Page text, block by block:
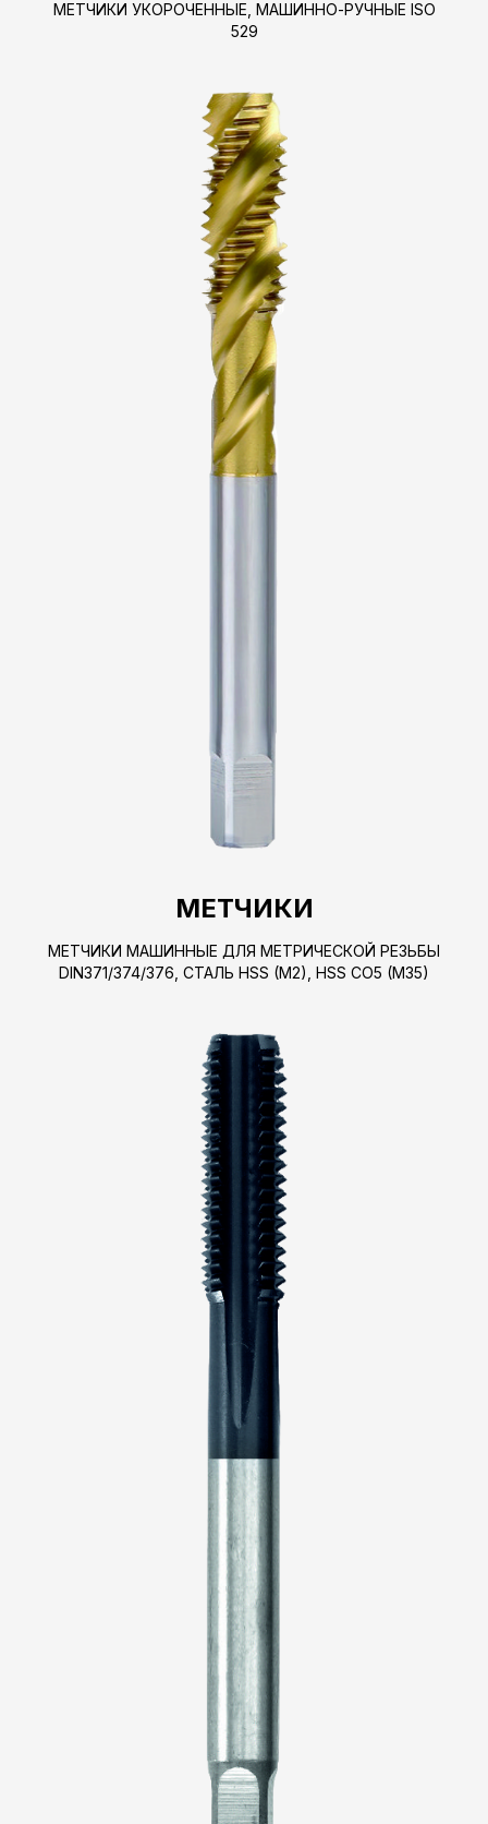
МЕТЧИКИ УКОРОЧЕННЫЕ, МАШИННО-РУЧНЫЕ ISO
529
МЕТЧИКИ
МЕТЧИКИ МАШИННЫЕ ДЛЯ МЕТРИЧЕСКОЙ РЕЗЬБЫ
DIN371/374/376, СТАЛЬ HSS (M2), HSS CO5 (M35)